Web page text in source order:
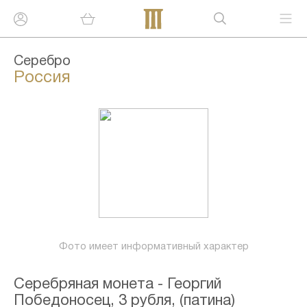
Серебро
Россия
Фото имеет информативный характер
Серебряная монета - Георгий
Победоносец, 3 рубля, (патина)